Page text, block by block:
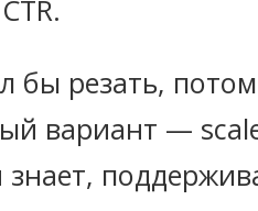
бы резать, потом
вариант —